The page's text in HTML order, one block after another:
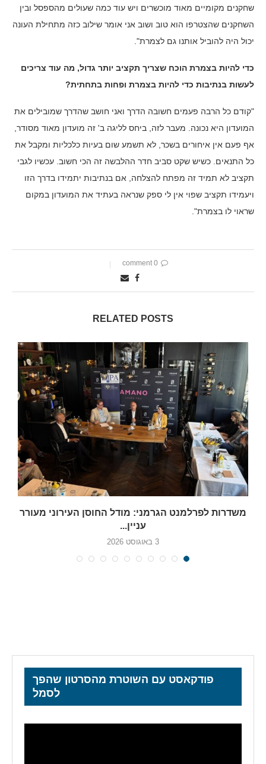
שחקנים מקומיים מאוד מוכשרים ויש עוד כמה שעולים מהספסל ובין
השחקנים שהצטרפו הוא טוב ושוב אני אומר שילוב כזה מתחילת העונה
יכול היה להוביל אותנו גם לצמרת".
כדי להיות בצמרת הוכח שצריך תקציב יותר גדול, מה עוד צריכים
לעשות בנתיבות כדי להיות בצמרת ופחות בתחתית?
"קודם כל הרבה פעמים חשובה הדרך ואני חושב שהדרך שמובילים את
המועדון היא נכונה. מעבר לזה, ביחס לליגה ב' זה מועדון מאוד מסודר,
אף פעם אין איחורים בשכר, לא תשמע שום בעיות כלכליות ומקבל את
כל התנאים. כשיש שקט סביב חדר ההלבשה זה הכי חשוב. עכשיו לגבי
תקציב לא תמיד זה מפתח להצלחה, אם בנתיבות יתמידו בדרך הזו
ויעמידו תקציב שפוי אין לי ספק שנראה בעתיד את המועדון במקום
שראוי לו בצמרת".
0 comment
RELATED POSTS
משדרות לפרלמנט הגרמני: מודל החוסן העירוני מעורר
עניין...
3 באוגוסט 2026
פודקאסט עם השוטרת מהסרטון שהפך
לסמל